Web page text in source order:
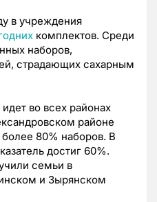
в учреждения
комплектов. Среди
наборов,
страдающих сахарным
во всех районах
районе
80% наборов. В
достиг 60%.
семьи в
и Зырянском